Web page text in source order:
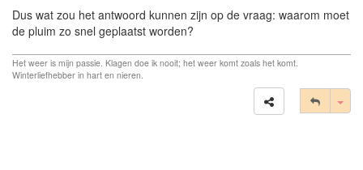
Dus wat zou het antwoord kunnen zijn op de vraag: waarom moet
de pluim zo snel geplaatst worden?
Het weer is mijn passie. Klagen doe ik nooit; het weer komt zoals het komt.
Winterliefhebber in hart en nieren.